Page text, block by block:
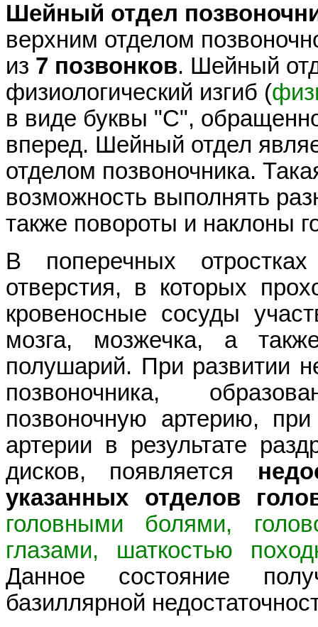
Шейный отдел
верхним отделом
из 7 позвонков. Шейный
физиологический изгиб (
в виде буквы "С",
вперед. Шейный отдел
отделом позвоночника.
возможность выполнять
также повороты и наклоны
В поперечных
отверстия, в которых
кровеносные сосуды
мозга, мозжечка, а
полушарий. При развитии
позвоночника,
позвоночную артерию,
артерии в результате
дисков, появляется
указанных отделов
головными болями,
глазами, шаткостью
Данное состояние
базиллярной